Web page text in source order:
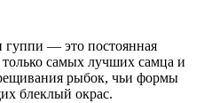
гуппи — это постоянная
самых лучших самца и
рыбок, чьи формы
блеклый окрас.